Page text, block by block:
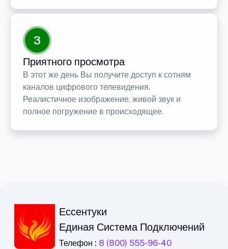
3
Приятного просмотра
В этот же день Вы получите доступ к сотням
каналов цифрового телевидения.
Реалистичное изображение, живой звук и
полное погружение в происходящее.
Ессентуки
Единая Система Подключений
Телефон : 8 (800) 555-96-40